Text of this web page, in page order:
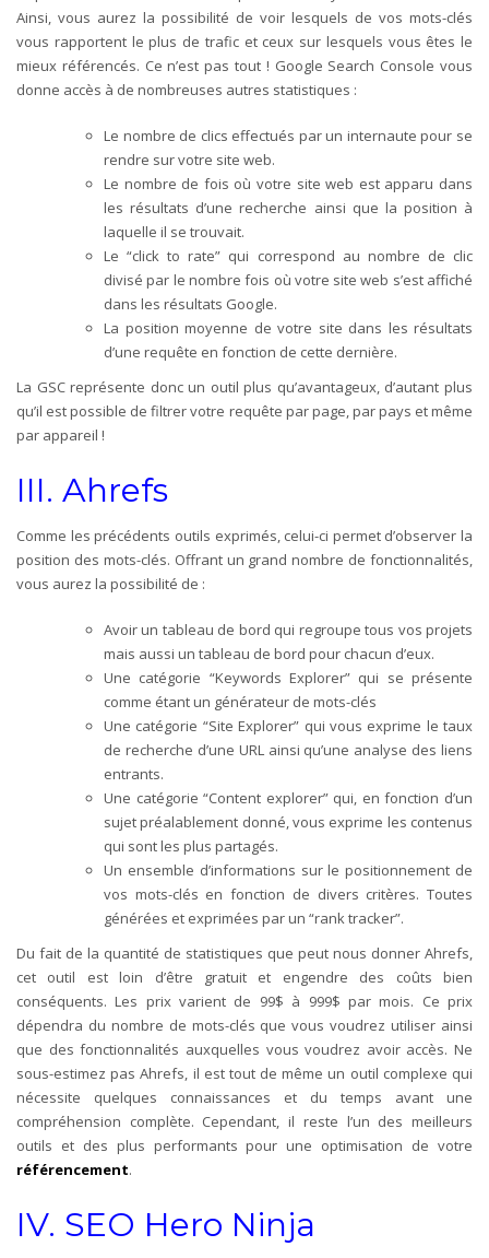
Ainsi, vous aurez la possibilité de voir lesquels de vos mots-clés
vous rapportent le plus de trafic et ceux sur lesquels vous êtes le
mieux référencés. Ce n’est pas tout ! Google Search Console vous
donne accès à de nombreuses autres statistiques :
Le nombre de clics effectués par un internaute pour se
rendre sur votre site web.
Le nombre de fois où votre site web est apparu dans
les résultats d’une recherche ainsi que la position à
laquelle il se trouvait.
Le “click to rate” qui correspond au nombre de clic
divisé par le nombre fois où votre site web s’est affiché
dans les résultats Google.
La position moyenne de votre site dans les résultats
d’une requête en fonction de cette dernière.
La GSC représente donc un outil plus qu’avantageux, d’autant plus
qu’il est possible de filtrer votre requête par page, par pays et même
par appareil !
III. Ahrefs
Comme les précédents outils exprimés, celui-ci permet d’observer la
position des mots-clés. Offrant un grand nombre de fonctionnalités,
vous aurez la possibilité de :
Avoir un tableau de bord qui regroupe tous vos projets
mais aussi un tableau de bord pour chacun d’eux.
Une catégorie “Keywords Explorer” qui se présente
comme étant un générateur de mots-clés
Une catégorie “Site Explorer” qui vous exprime le taux
de recherche d’une URL ainsi qu’une analyse des liens
entrants.
Une catégorie “Content explorer” qui, en fonction d’un
sujet préalablement donné, vous exprime les contenus
qui sont les plus partagés.
Un ensemble d’informations sur le positionnement de
vos mots-clés en fonction de divers critères. Toutes
générées et exprimées par un “rank tracker”.
Du fait de la quantité de statistiques que peut nous donner Ahrefs,
cet outil est loin d’être gratuit et engendre des coûts bien
conséquents. Les prix varient de 99$ à 999$ par mois. Ce prix
dépendra du nombre de mots-clés que vous voudrez utiliser ainsi
que des fonctionnalités auxquelles vous voudrez avoir accès. Ne
sous-estimez pas Ahrefs, il est tout de même un outil complexe qui
nécessite quelques connaissances et du temps avant une
compréhension complète. Cependant, il reste l’un des meilleurs
outils et des plus performants pour une optimisation de votre
référencement.
IV. SEO Hero Ninja